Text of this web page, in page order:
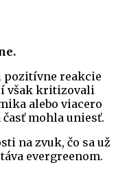
pozitívne reakcie
však kritizovali
alebo viacero
mohla uniesť.
na zvuk, čo sa už
evergreenom.